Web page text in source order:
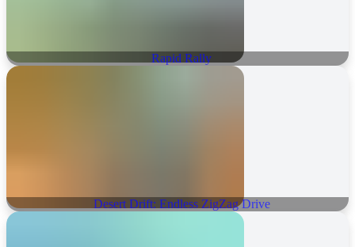
Rapid Rally
Desert Drift: Endless ZigZag Drive